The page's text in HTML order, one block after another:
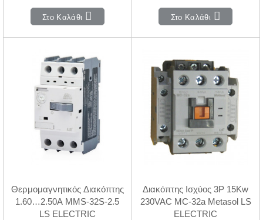
Στο Καλάθι Στο Καλάθι
Θερμομαγνητικός Διακόπτης
1.60…2.50Α MMS-32S-2.5
LS ELECTRIC
Διακόπτης Ισχύος 3P 15Kw
230VAC MC-32a Metasol LS
ELECTRIC